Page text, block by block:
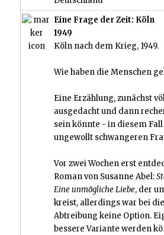
Eine Frage der Zeit: Köln
1949
Köln nach dem Krieg, 1949.
Wie haben die Menschen
Eine Erzählung, zunächst
ausgedacht und dann
sein könnte - in diesem
ungewollt schwangeren
Vor zwei Wochen erst
Roman von Susanne Abel:
Eine unmögliche Liebe, der
kreist, allerdings war bei
Abtreibung keine Option.
bessere Variante werden